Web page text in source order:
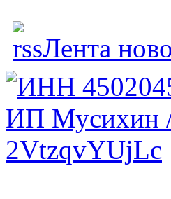
Лента